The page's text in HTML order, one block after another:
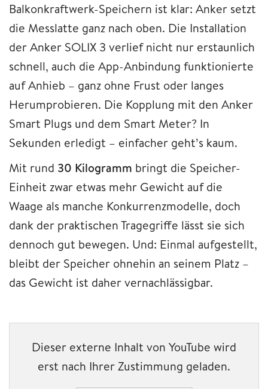
Balkonkraftwerk-Speichern ist klar: Anker setzt
die Messlatte ganz nach oben. Die Installation
der Anker SOLIX 3 verlief nicht nur erstaunlich
schnell, auch die App-Anbindung funktionierte
auf Anhieb – ganz ohne Frust oder langes
Herumprobieren. Die Kopplung mit den Anker
Smart Plugs und dem Smart Meter? In
Sekunden erledigt – einfacher geht’s kaum.
Mit rund 30 Kilogramm bringt die Speicher-
Einheit zwar etwas mehr Gewicht auf die
Waage als manche Konkurrenzmodelle, doch
dank der praktischen Tragegriffe lässt sie sich
dennoch gut bewegen. Und: Einmal aufgestellt,
bleibt der Speicher ohnehin an seinem Platz –
das Gewicht ist daher vernachlässigbar.
Dieser externe Inhalt von YouTube wird
erst nach Ihrer Zustimmung geladen.